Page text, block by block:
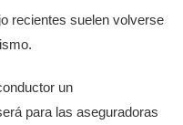
recientes suelen volverse
un
para las aseguradoras